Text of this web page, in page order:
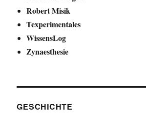
Robert Misik
Texperimentales
WissensLog
Zynaesthesie
GESCHICHTE